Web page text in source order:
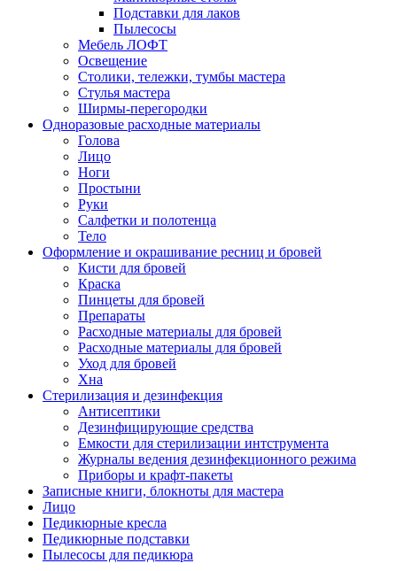
Подставки для лаков
Пылесосы
Мебель ЛОФТ
Освещение
Столики, тележки, тумбы мастера
Стулья мастера
Ширмы-перегородки
Одноразовые расходные материалы
Голова
Лицо
Ноги
Простыни
Руки
Салфетки и полотенца
Тело
Оформление и окрашивание ресниц и бровей
Кисти для бровей
Краска
Пинцеты для бровей
Препараты
Расходные материалы для бровей
Расходные материалы для бровей
Уход для бровей
Хна
Стерилизация и дезинфекция
Антисептики
Дезинфицирующие средства
Емкости для стерилизации интструмента
Журналы ведения дезинфекционного режима
Приборы и крафт-пакеты
Записные книги, блокноты для мастера
Лицо
Педикюрные кресла
Педикюрные подставки
Пылесосы для педикюра